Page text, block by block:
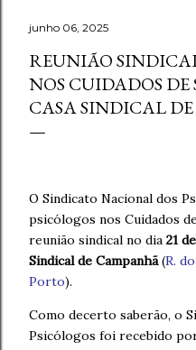
junho 06, 2025
REUNIÃO
NOS CUIDADOS
CASA SINDICAL
O Sindicato Nacional dos
psicólogos nos Cuidados
reunião sindical no dia 21
Sindical de Campanhã(R.
Porto).
Como decerto saberão, o
Psicólogos foi recebido